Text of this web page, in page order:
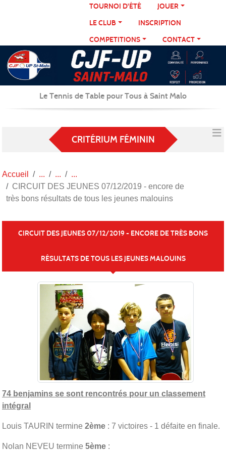
TOURNOI D'ÉTÉ
JOUER
LE CLUB
INSCRIPTION
COMPETITIONS
CONTACT
Le Tennis de Table pour Tous à Saint Malo
CRITÉRIUM FÉMININ
Accueil
CIRCUIT DES JEUNES 07/12/2019 - encore de
très bons résultats de tous les jeunes malouins
CIRCUIT DES JEUNES 07/12/2019 - ENCORE DE TRÈS BONS
RÉSULTATS DE TOUS LES JEUNES MALOUINS
74 benjamins se sont rencontrés pour un classement
intégral
Louis TAURIN termine 2ème : 7 victoires - 1 défaite en finale.
Nolan NEVEU termine 5ème :
Panneau de gestion des cookies